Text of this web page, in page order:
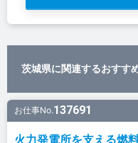
茨城県に関連するおすす
お仕事No.137691
火力発電所を支える燃